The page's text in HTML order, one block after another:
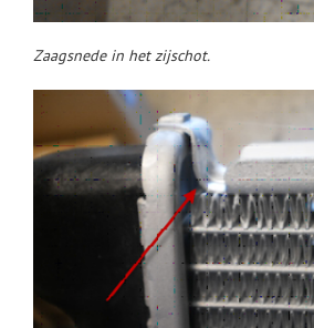
Zaagsnede in het zijschot.